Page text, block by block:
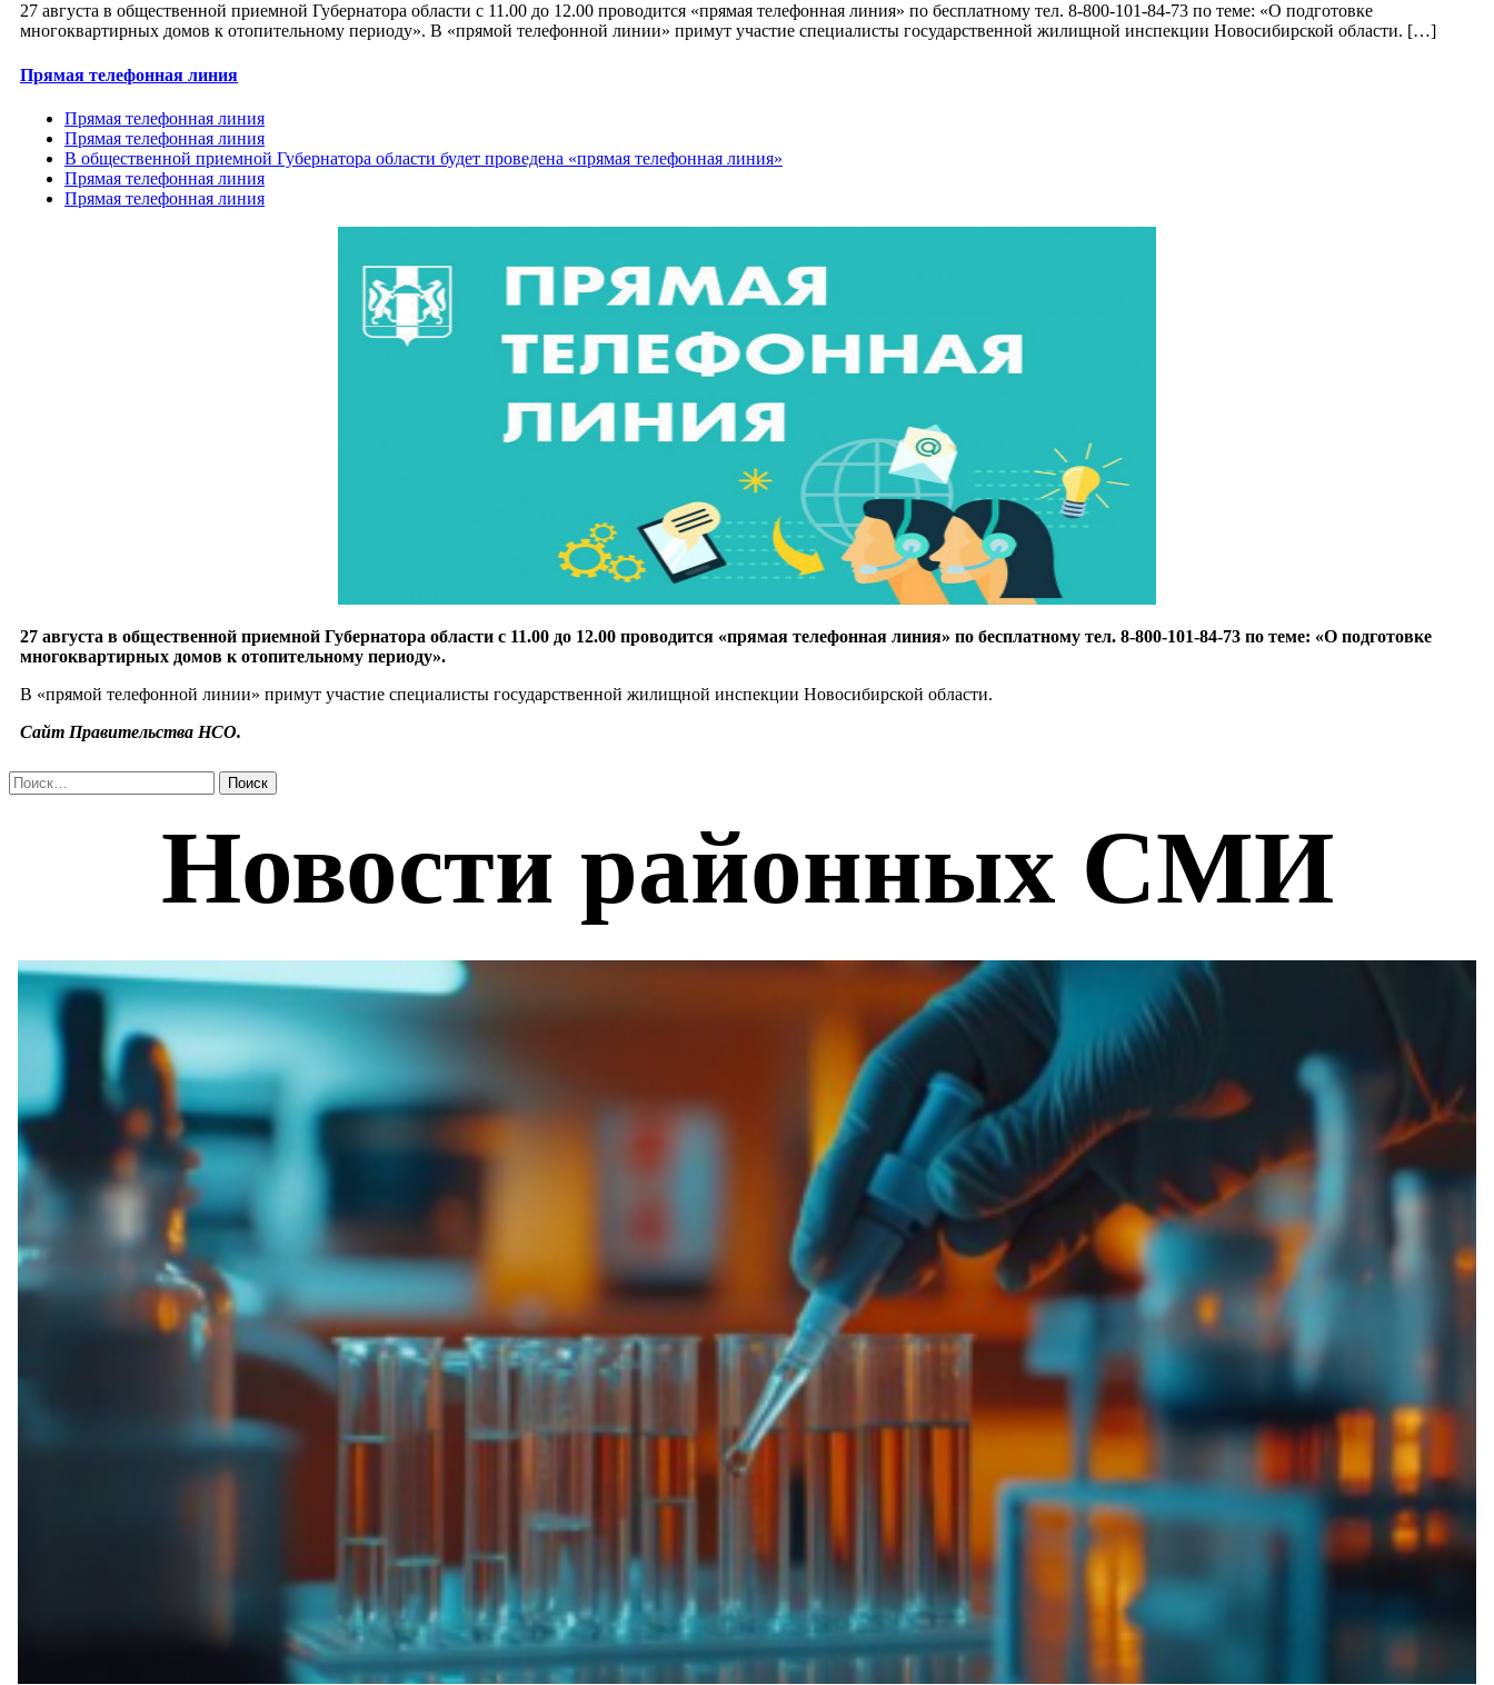
27 августа в общественной приемной Губернатора области с 11.00 до 12.00 проводится «прямая телефонная линия» по бесплатному тел. 8-800-101-84-73 по теме: «О подготовке
многоквартирных домов к отопительному периоду». В «прямой телефонной линии» примут участие специалисты государственной жилищной инспекции Новосибирской области. […]
Прямая телефонная линия
Прямая телефонная линия
Прямая телефонная линия
В общественной приемной Губернатора области будет проведена «прямая телефонная линия»
Прямая телефонная линия
Прямая телефонная линия
27 августа в общественной приемной Губернатора области с 11.00 до 12.00 проводится «прямая телефонная линия» по бесплатному тел. 8-800-101-84-73 по теме: «О подготовке
многоквартирных домов к отопительному периоду».
В «прямой телефонной линии» примут участие специалисты государственной жилищной инспекции Новосибирской области.
Сайт Правительства НСО.
Найти: